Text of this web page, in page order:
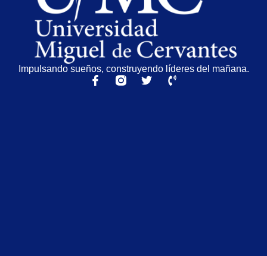
Impulsando sueños, construyendo líderes del mañana.